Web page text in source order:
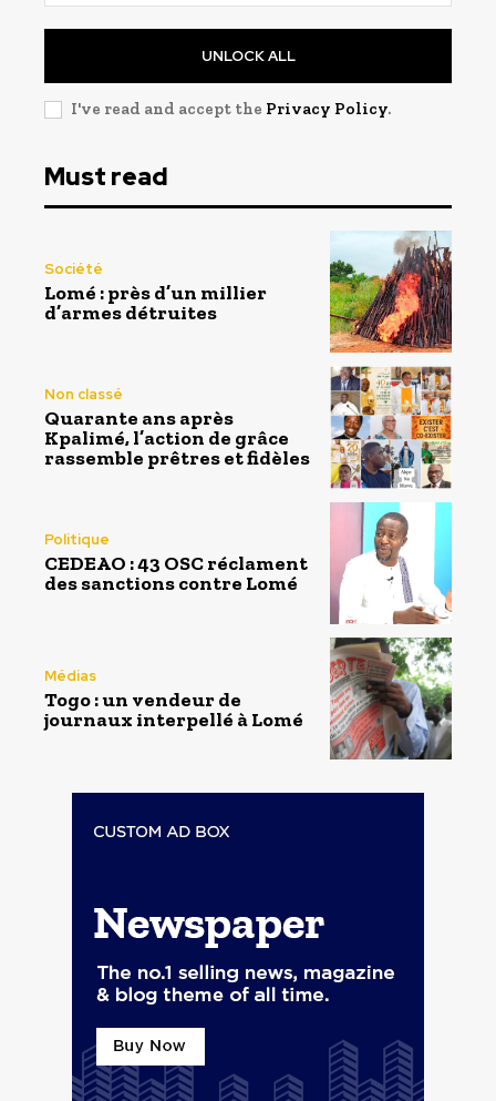
UNLOCK ALL
I've read and accept the Privacy Policy.
Must read
Société
Lomé : près d’un millier
d’armes détruites
Non classé
Quarante ans après
Kpalimé, l’action de grâce
rassemble prêtres et fidèles
Politique
CEDEAO : 43 OSC réclament
des sanctions contre Lomé
Médias
Togo : un vendeur de
journaux interpellé à Lomé